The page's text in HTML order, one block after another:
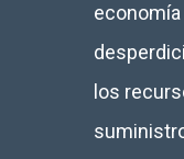
economía
los